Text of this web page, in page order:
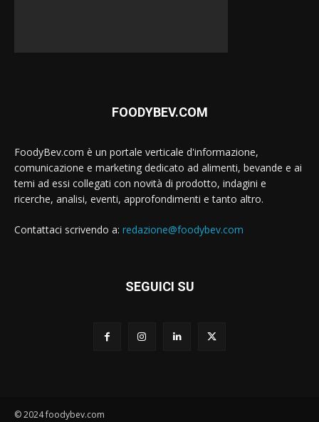
FOODYBEV.COM
FoodyBev.com è un portale verticale d'informazione,
comunicazione e marketing dedicato ad alimenti, bevande e ai
temi ad essi collegati con novità di prodotto, indagini e
ricerche, analisi, eventi, approfondimenti e tanto altro.
Contattaci scrivendo a: redazione@foodybev.com
SEGUICI SU
© 2024 foodybev.com